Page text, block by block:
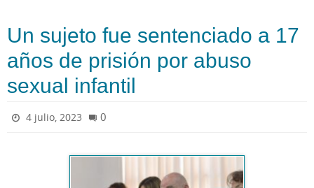
Un sujeto fue sentenciado a 17
años de prisión por abuso
sexual infantil
4 julio, 2023 0